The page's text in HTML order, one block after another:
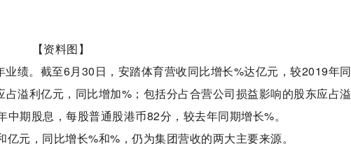
【资料图】
绩。截至6月30日，安踏体育营收同比增长%达亿元，较2019年同
溢利亿元，同比增加%；包括分占合营公司损益影响的股东应占溢
期股息，每股普通股港币82分，较去年同期增长%。
元，同比增长%和%，仍为集团营收的两大主要来源。